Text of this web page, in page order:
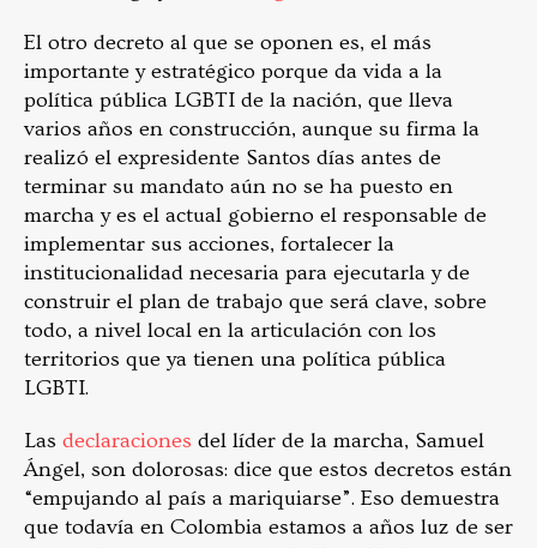
El otro decreto al que se oponen es, el más
importante y estratégico porque da vida a la
política pública LGBTI de la nación, que lleva
varios años en construcción, aunque su firma la
realizó el expresidente Santos días antes de
terminar su mandato aún no se ha puesto en
marcha y es el actual gobierno el responsable de
implementar sus acciones, fortalecer la
institucionalidad necesaria para ejecutarla y de
construir el plan de trabajo que será clave, sobre
todo, a nivel local en la articulación con los
territorios que ya tienen una política pública
LGBTI.
Las declaraciones del líder de la marcha, Samuel
Ángel, son dolorosas: dice que estos decretos están
“empujando al país a mariquiarse”. Eso demuestra
que todavía en Colombia estamos a años luz de ser